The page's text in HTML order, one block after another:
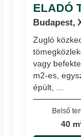
ELADÓ
Budapest,
Zugló
vagy
m2-es,
épült, ...
Belső
40